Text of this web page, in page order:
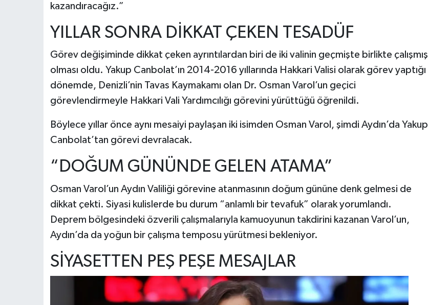
kazandıracağız.”
YILLAR SONRA DİKKAT ÇEKEN TESADÜF
Görev değişiminde dikkat çeken ayrıntılardan biri de iki valinin geçmişte birlikte çalışmış
olması oldu. Yakup Canbolat’ın 2014-2016 yıllarında Hakkari Valisi olarak görev yaptığı
dönemde, Denizli’nin Tavas Kaymakamı olan Dr. Osman Varol’un geçici
görevlendirmeyle Hakkari Vali Yardımcılığı görevini yürüttüğü öğrenildi.
Böylece yıllar önce aynı mesaiyi paylaşan iki isimden Osman Varol, şimdi Aydın’da Yakup
Canbolat’tan görevi devralacak.
“DOĞUM GÜNÜNDE GELEN ATAMA”
Osman Varol’un Aydın Valiliği görevine atanmasının doğum gününe denk gelmesi de
dikkat çekti. Siyasi kulislerde bu durum “anlamlı bir tevafuk” olarak yorumlandı.
Deprem bölgesindeki özverili çalışmalarıyla kamuoyunun takdirini kazanan Varol’un,
Aydın’da da yoğun bir çalışma temposu yürütmesi bekleniyor.
SİYASETTEN PEŞ PEŞE MESAJLAR